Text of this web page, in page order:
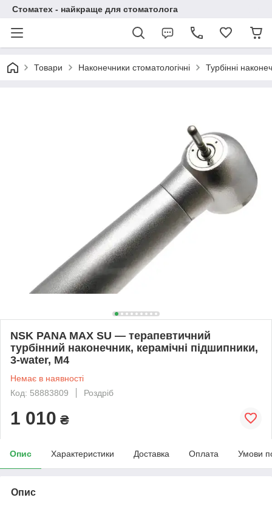
Стоматех - найкраще для стоматолога
Товари Наконечники стоматологічні Турбінні
NSK PANA MAX SU — терапевтичний
турбінний наконечник, керамічні підшипники,
3-water, M4
Немає в наявності
Код: 58883809
Роздріб
1 010 ₴
Опис Характеристики Доставка Оплата Умови
Опис